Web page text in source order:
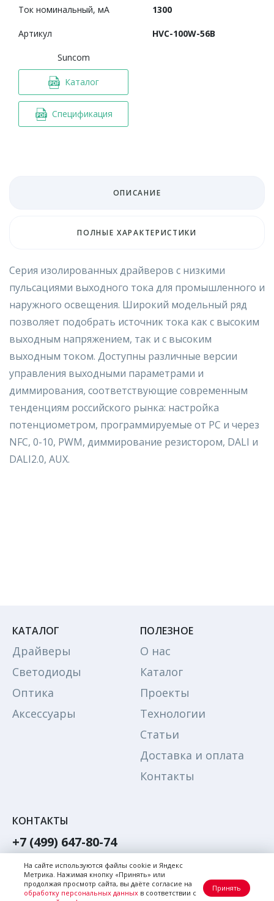
Ток номинальный, мА
1300
Артикул HVC-100W-56B
Suncom
Каталог
Спецификация
ОПИСАНИЕ
ПОЛНЫЕ ХАРАКТЕРИСТИКИ
Серия изолированных драйверов с низкими
пульсациями выходного тока для промышленного и
наружного освещения. Широкий модельный ряд
позволяет подобрать источник тока как с высоким
выходным напряжением, так и с высоким
выходным током. Доступны различные версии
управления выходными параметрами и
диммирования, соответствующие современным
тенденциям российского рынка: настройка
потенциометром, программируемые от PC и через
NFC, 0-10, PWM, диммирование резистором, DALI и
DALI2.0, AUX.
КАТАЛОГ
Драйверы
Светодиоды
Оптика
Аксессуары
ПОЛЕЗНОЕ
О нас
Каталог
Проекты
Технологии
Статьи
Доставка и оплата
Контакты
КОНТАКТЫ
+7 (499) 647-80-74
Обратный звонок
Написать в Max
Написать в телеграм
На сайте используются файлы cookie и Яндекс
Метрика. Нажимая кнопку «Принять» или
продолжая просмотр сайта, вы даёте согласие на
обработку персональных данных в соответствии с
Принять